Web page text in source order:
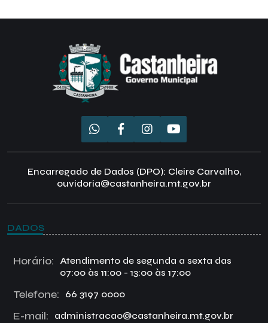
Encarregado de Dados (DPO): Cleire Carvalho,
ouvidoria@castanheira.mt.gov.br
DADOS
Horário:
Atendimento de segunda a sexta das
07:00 às 11:00 - 13:00 às 17:00
Telefone: 66 3197 0000
E-mail: administracao@castanheira.mt.gov.br